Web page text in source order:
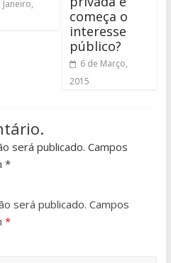
começa o
interesse
público?
6 de Março,
2015
será publicado. Campos
*
será publicado. Campos
*